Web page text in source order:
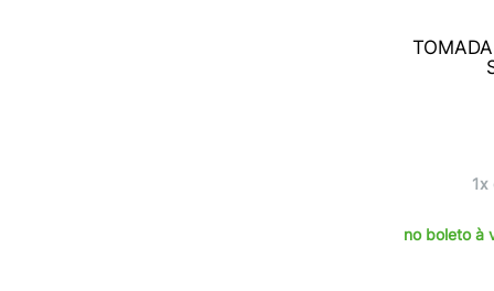
1x
no boleto à